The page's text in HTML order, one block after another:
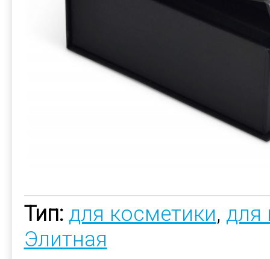
Тип: для косметики, для
Элитная